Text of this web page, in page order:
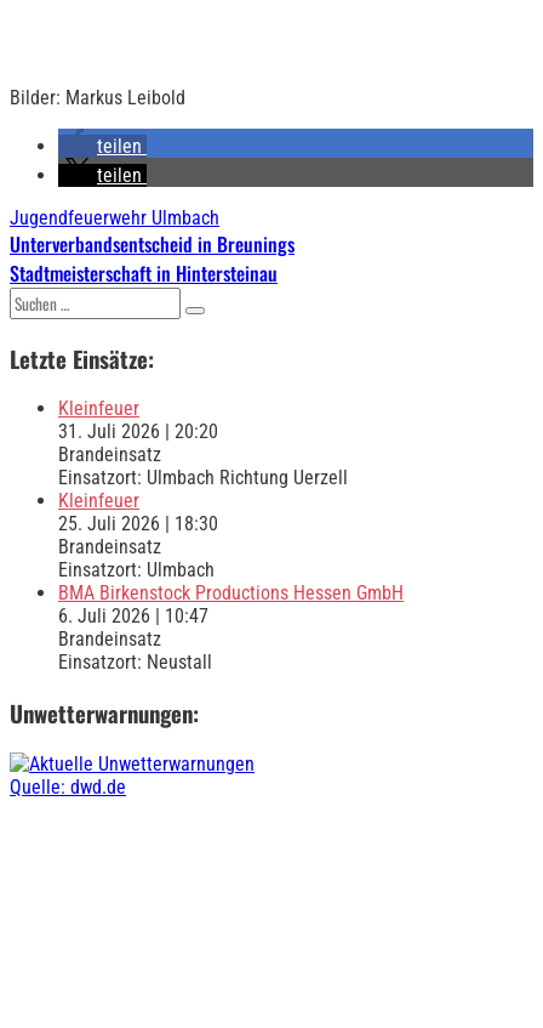
Bilder: Markus Leibold
teilen
teilen
Jugendfeuerwehr Ulmbach
Beitragsnavigation
Unterverbandsentscheid in Breunings
Stadtmeisterschaft in Hintersteinau
Suchen
nach:
Letzte Einsätze:
Kleinfeuer
31. Juli 2026
20:20
Brandeinsatz
Einsatzort: Ulmbach Richtung Uerzell
Kleinfeuer
25. Juli 2026
18:30
Brandeinsatz
Einsatzort: Ulmbach
BMA Birkenstock Productions Hessen GmbH
6. Juli 2026
10:47
Brandeinsatz
Einsatzort: Neustall
Unwetterwarnungen:
Quelle: dwd.de